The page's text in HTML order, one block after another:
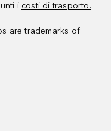
i costi di trasporto.
are trademarks of